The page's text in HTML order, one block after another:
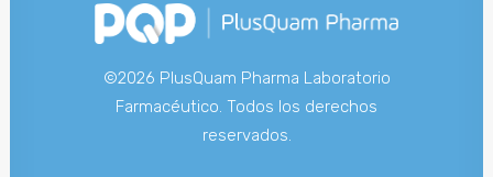
©2026 PlusQuam Pharma Laboratorio
Farmacéutico. Todos los derechos
reservados.